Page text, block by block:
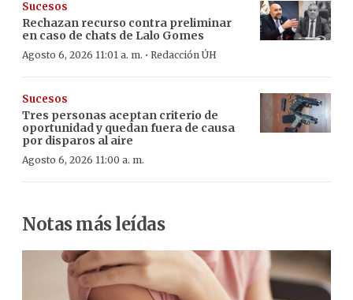
Sucesos
Rechazan recurso contra preliminar
en caso de chats de Lalo Gomes
Agosto 6, 2026 11:01 a. m. · Redacción ÚH
Sucesos
Tres personas aceptan criterio de
oportunidad y quedan fuera de causa
por disparos al aire
Agosto 6, 2026 11:00 a. m.
Notas más leídas